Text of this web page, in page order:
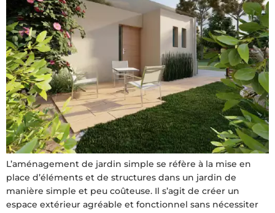
L’aménagement de jardin simple se réfère à la mise en
place d’éléments et de structures dans un jardin de
manière simple et peu coûteuse. Il s’agit de créer un
espace extérieur agréable et fonctionnel sans nécessiter